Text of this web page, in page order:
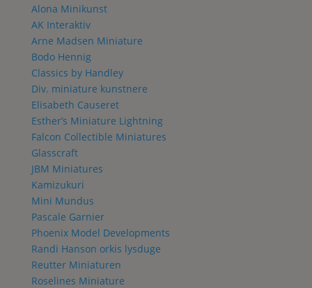
Alona Minikunst
AK Interaktiv
Arne Madsen Miniature
Bodo Hennig
Classics by Handley
Div. miniature kunstnere
Elisabeth Causeret
Esther’s Miniature Lightning
Falcon Collectible Miniatures
Glasscraft
JBM Miniatures
Kamizukuri
Mini Mundus
Pascale Garnier
Phoenix Model Developments
Randi Hanson orkis lysduge
Reutter Miniaturen
Roselines Miniature